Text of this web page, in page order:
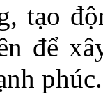
tạo
để
phúc.